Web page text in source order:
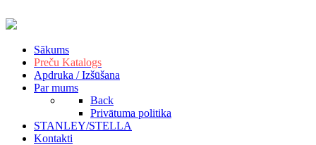
Sākums
Preču Katalogs
Apdruka / Izšūšana
Par mums
Back
Privātuma politika
STANLEY/STELLA
Kontakti